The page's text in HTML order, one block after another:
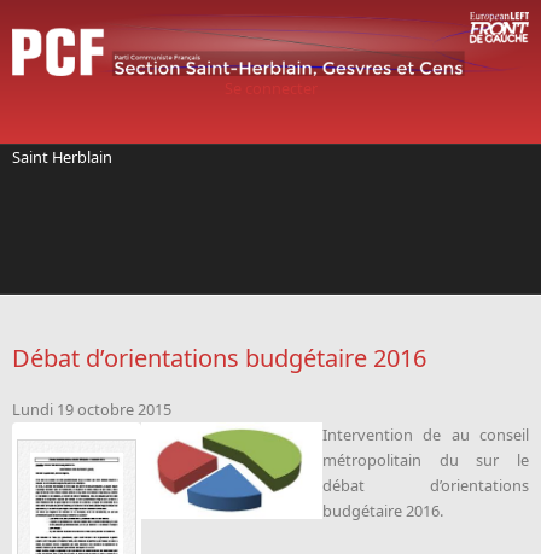
Se connecter
Saint Herblain
Débat d’orientations budgétaire 2016
Lundi 19 octobre 2015
Intervention de au conseil
métropolitain du sur le
débat d’orientations
budgétaire 2016.